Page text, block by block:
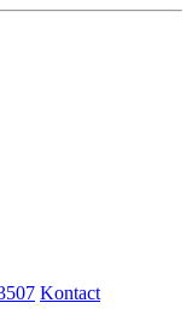
Kontact